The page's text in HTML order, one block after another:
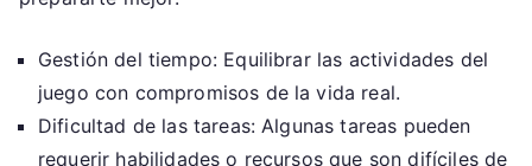
Gestión del tiempo: Equilibrar las actividades del
juego con compromisos de la vida real.
Dificultad de las tareas: Algunas tareas pueden
requerir habilidades o recursos que son difíciles de